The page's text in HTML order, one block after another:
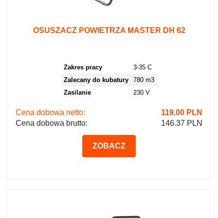
OSUSZACZ POWIETRZA MASTER DH 62
Zakres pracy
3-35 C
Zalecany do kubatury
780 m3
Zasilanie
230 V
Cena dobowa netto: 119.00 PLN
Cena dobowa brutto:
146.37 PLN
ZOBACZ